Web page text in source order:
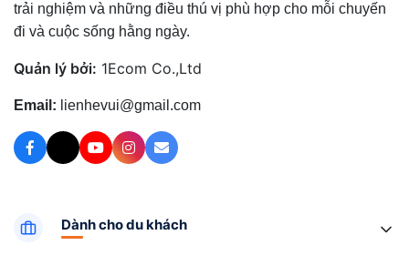
trải nghiệm và những điều thú vị phù hợp cho mỗi chuyến
đi và cuộc sống hằng ngày.
Quản lý bởi: 1Ecom Co.,Ltd
Email: lienhevui@gmail.com
Dành cho du khách